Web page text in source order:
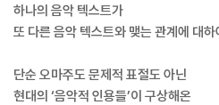
하나의 음악 텍스트가
또 다른 음악 텍스트와 맺는 관계에 대하
단순 오마주도 문제적 표절도 아닌
현대의 ‘음악적 인용들’이 구상해온